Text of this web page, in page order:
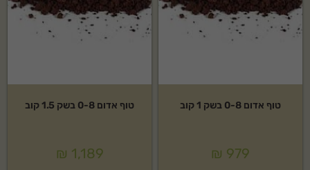
טוף אדום 0-8 בשק 1 קוב
₪ 979
טוף אדום 0-8 בשק 1.5 קוב
₪ 1,189